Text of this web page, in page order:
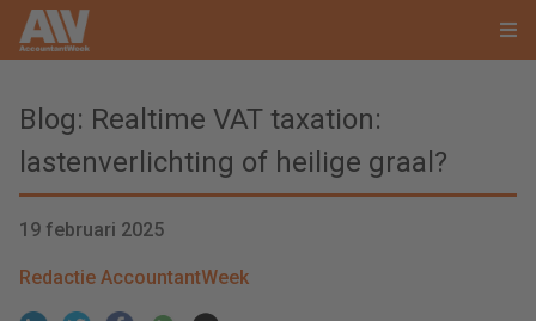
Blog: Realtime VAT taxation:
lastenverlichting of heilige graal?
19 februari 2025
Redactie AccountantWeek